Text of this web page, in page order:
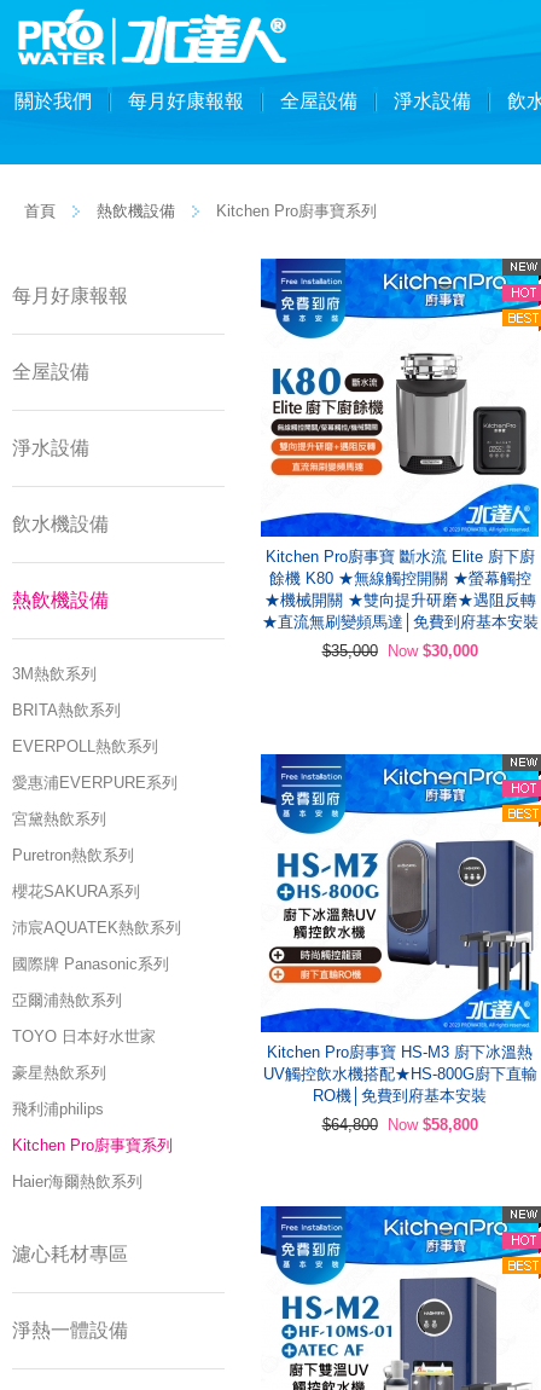
關於我們 每月好康報報 全屋設備 淨水設備 飲
首頁 熱飲機設備 Kitchen Pro廚事寶系列
每月好康報報
全屋設備
淨水設備
飲水機設備
熱飲機設備
3M熱飲系列
BRITA熱飲系列
EVERPOLL熱飲系列
愛惠浦EVERPURE系列
宮黛熱飲系列
Puretron熱飲系列
櫻花SAKURA系列
沛宸AQUATEK熱飲系列
國際牌 Panasonic系列
亞爾浦熱飲系列
TOYO 日本好水世家
豪星熱飲系列
飛利浦philips
Kitchen Pro廚事寶系列
Haier海爾熱飲系列
濾心耗材專區
淨熱一體設備
Kitchen Pro廚事寶 斷水流 Elite 廚下廚
餘機 K80 ★無線觸控開關 ★螢幕觸控
★機械開關 ★雙向提升研磨★遇阻反轉
★直流無刷變頻馬達│免費到府基本安裝
$35,000
Now $30,000
Kitchen Pro廚事寶 HS-M3 廚下冰溫熱
UV觸控飲水機搭配★HS-800G廚下直輸
RO機│免費到府基本安裝
$64,800
Now $58,800